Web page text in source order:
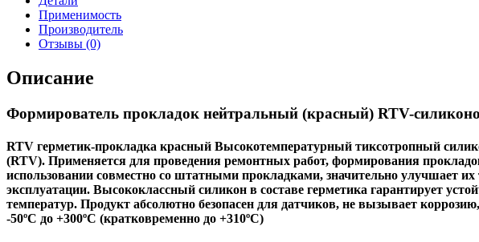
нейтральный
(красный)
WOG
Применимость
Производитель
Отзывы (0)
Описание
Формирователь прокладок нейтральный (красный) RTV-
RTV герметик-прокладка красный Высокотемпературный тиксотропный
(RTV). Применяется для проведения ремонтных работ, формирования
использовании совместно со штатными прокладками, значительно улучшает
эксплуатации. Высококлассный силикон в составе герметика гарантирует
температур. Продукт абсолютно безопасен для датчиков, не вызывает
-50ºС до +300ºС (кратковременно до +310ºС)